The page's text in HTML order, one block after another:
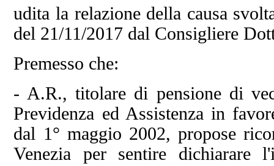
udita la relazione della causa
del 21/11/2017 dal Consigliere
Premesso che:
- A.R., titolare di pensione di
Previdenza ed Assistenza in
dal 1° maggio 2002, propose
Venezia per sentire dichiarare